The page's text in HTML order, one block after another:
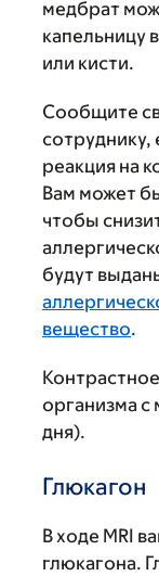
медбрат
капельницу
или кисти.
Сообщите
сотруднику,
реакция на
Вам может
чтобы
будут
вещество.
организма с
дня).
Глюкагон
В ходе MRI
глюкагона.